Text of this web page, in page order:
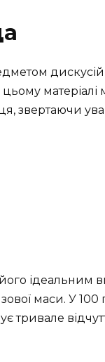
матеріалі
звертаючи
ідеальним
маси. У
тривале